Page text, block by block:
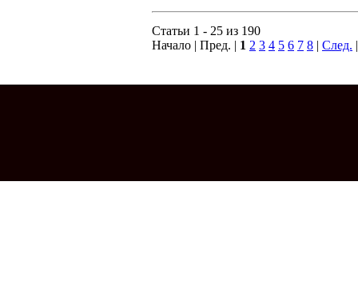
Статьи 1 - 25 из 190
Начало | Пред. | 1 2 3 4 5 6 7 8 | След.